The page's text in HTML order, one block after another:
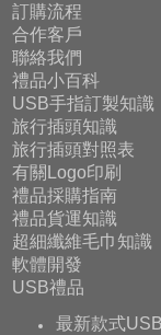
訂購流程
合作客戶
聯絡我們
禮品小百科
USB手指訂製知識
旅行插頭知識
旅行插頭對照表
有關Logo印刷
禮品採購指南
禮品貨運知識
超細纖維毛巾知識
軟體開發
USB禮品
最新款式